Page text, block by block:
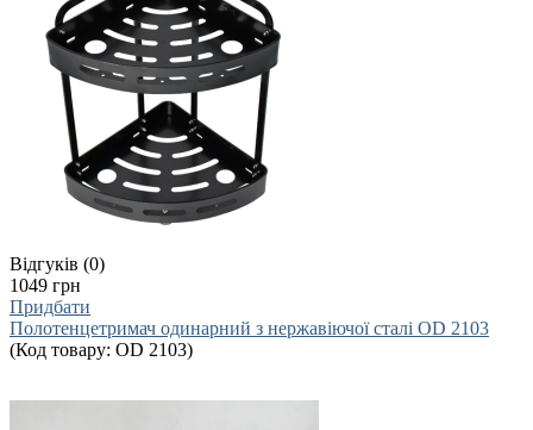
Відгуків (0)
1049 грн
Придбати
Полотенцетримач одинарний з нержавіючої сталі OD 2103
(Код товару: OD 2103)